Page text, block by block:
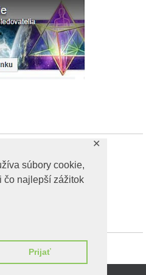
súbory cookie,
čo najlepší zážitok
Prijať
✕